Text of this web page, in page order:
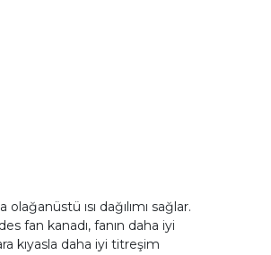
ısı dağılımı sağlar.
fan kanadı, fanın daha iyi
kıyasla daha iyi titreşim